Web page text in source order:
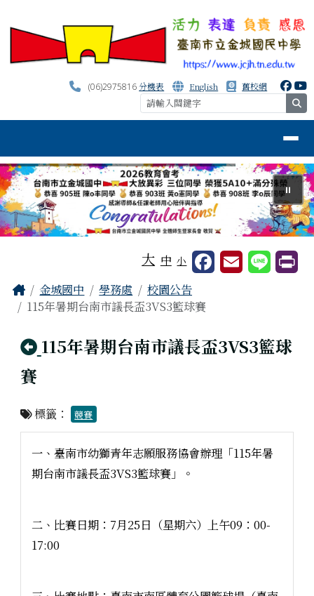
(06)2975816分機表 English 舊校網
⏸
大 中 小
主內容區域
Home
金城國中 學務處
校園公告
115年暑期台南市議長盃3VS3籃球賽
回上頁
115年暑期台南市議長盃3VS3籃球
賽
標籤： 競賽
一、臺南市幼獅青年志願服務協會辦理「115年暑
期台南市議長盃3VS3籃球賽」。
二、比賽日期：7月25日（星期六）上午09：00-
17:00
頁尾區域